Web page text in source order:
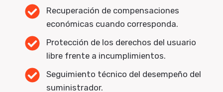
Recuperación de compensaciones
económicas cuando corresponda.
Protección de los derechos del usuario
libre frente a incumplimientos.
Seguimiento técnico del desempeño del
suministrador.